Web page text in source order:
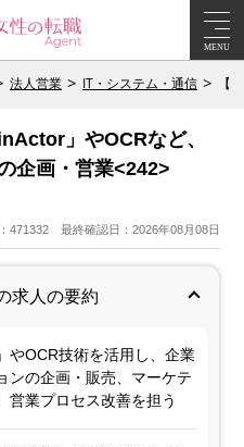
MENU
法人営業 IT・システム・通信 【
」やOCRなど、
企画・営業<242>
471332 最終確認日：2026年08月08日
求人の要約
やOCR技術を活用し、企業
ンの企画・販売、マーケテ
営業プロセス改善を担う